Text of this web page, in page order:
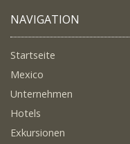
NAVIGATION
Startseite
Mexico
Unternehmen
Hotels
Exkursionen